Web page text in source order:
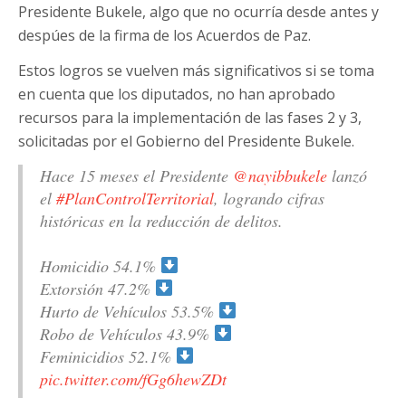
Presidente Bukele, algo que no ocurría desde antes y
despúes de la firma de los Acuerdos de Paz.
Estos logros se vuelven más significativos si se toma
en cuenta que los diputados, no han aprobado
recursos para la implementación de las fases 2 y 3,
solicitadas por el Gobierno del Presidente Bukele.
Hace 15 meses el Presidente @nayibbukele lanzó
el #PlanControlTerritorial, logrando cifras
históricas en la reducción de delitos.
Homicidio 54.1%
Extorsión 47.2%
Hurto de Vehículos 53.5%
Robo de Vehículos 43.9%
Feminicidios 52.1%
pic.twitter.com/fGg6hewZDt